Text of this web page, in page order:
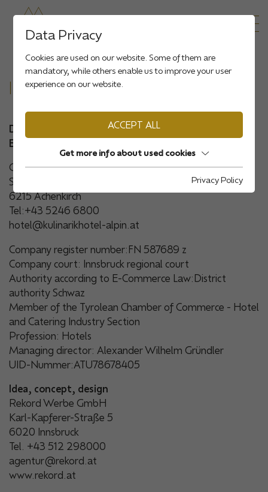
IMPRINT
Disclosure according to §25 Media Act and §5
ECGMedia owner and publisher
Genießerhotel Alpin GmbH
Seestraße 35
6215 Achenkirch
Tel:+43 5246 6800
hotel@kulinarikhotel-alpin.at
Company register number:FN 587689 z
Company court: Innsbruck regional court
Authority according to E-Commerce Law:District
authority Schwaz
Member of the Tyrolean Chamber of Commerce - Hotel
and Catering Industry Section
Profession: Hotels
Managing director: Alexander Wilhelm Gründler
UID-Nummer:ATU78678405
Idea, concept, design
Rekord Werbe GmbH
Karl-Kapferer-Straße 5
6020 Innsbruck
Tel. +43 512 298000
agentur@rekord.at
www.rekord.at
Data Privacy
Cookies are used on our website. Some of them are
mandatory, while others enable us to improve your user
experience on our website.
ACCEPT ALL
Get more info about used cookies
Privacy Policy